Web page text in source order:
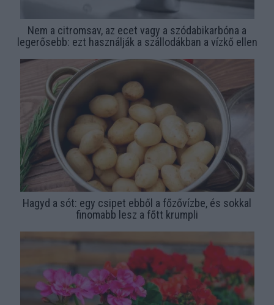
Nem a citromsav, az ecet vagy a szódabikarbóna a
legerősebb: ezt használják a szállodákban a vízkő ellen
Hagyd a sót: egy csipet ebből a főzővízbe, és sokkal
finomabb lesz a főtt krumpli